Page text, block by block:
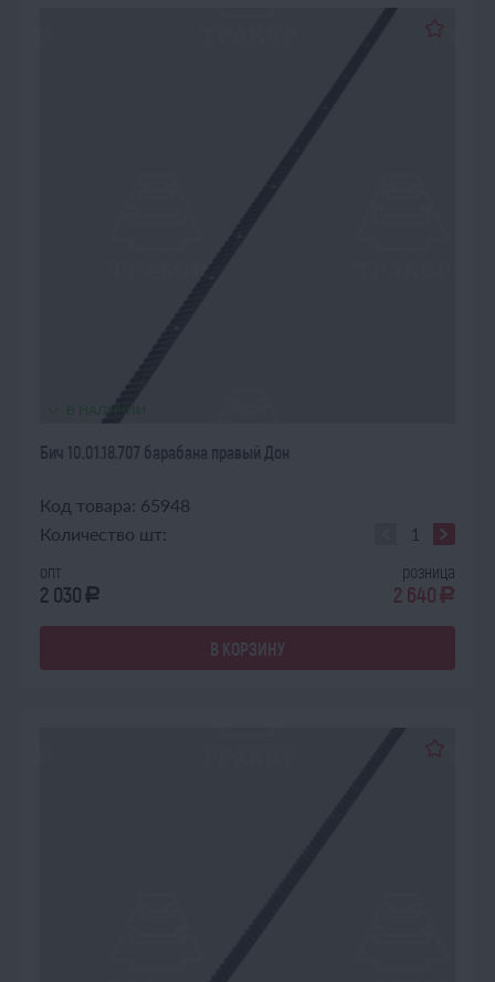
В НАЛИЧИИ
Бич 10.01.18.707 барабана правый Дон
Код товара: 65948
Количество шт:
опт
2 030 a
розница
2 640 a
В КОРЗИНУ